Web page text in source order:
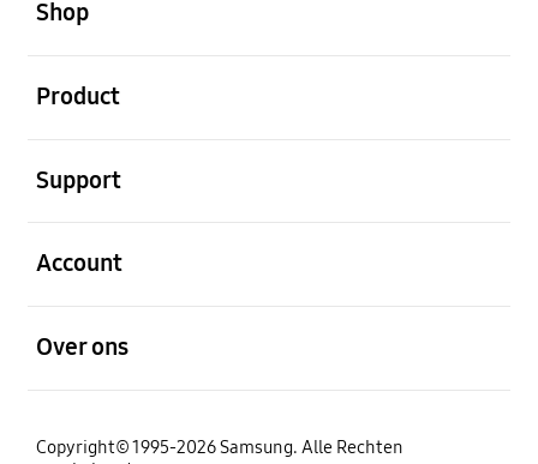
Shop
Product
Support
Account
Over ons
Copyright© 1995-2026 Samsung. Alle Rechten